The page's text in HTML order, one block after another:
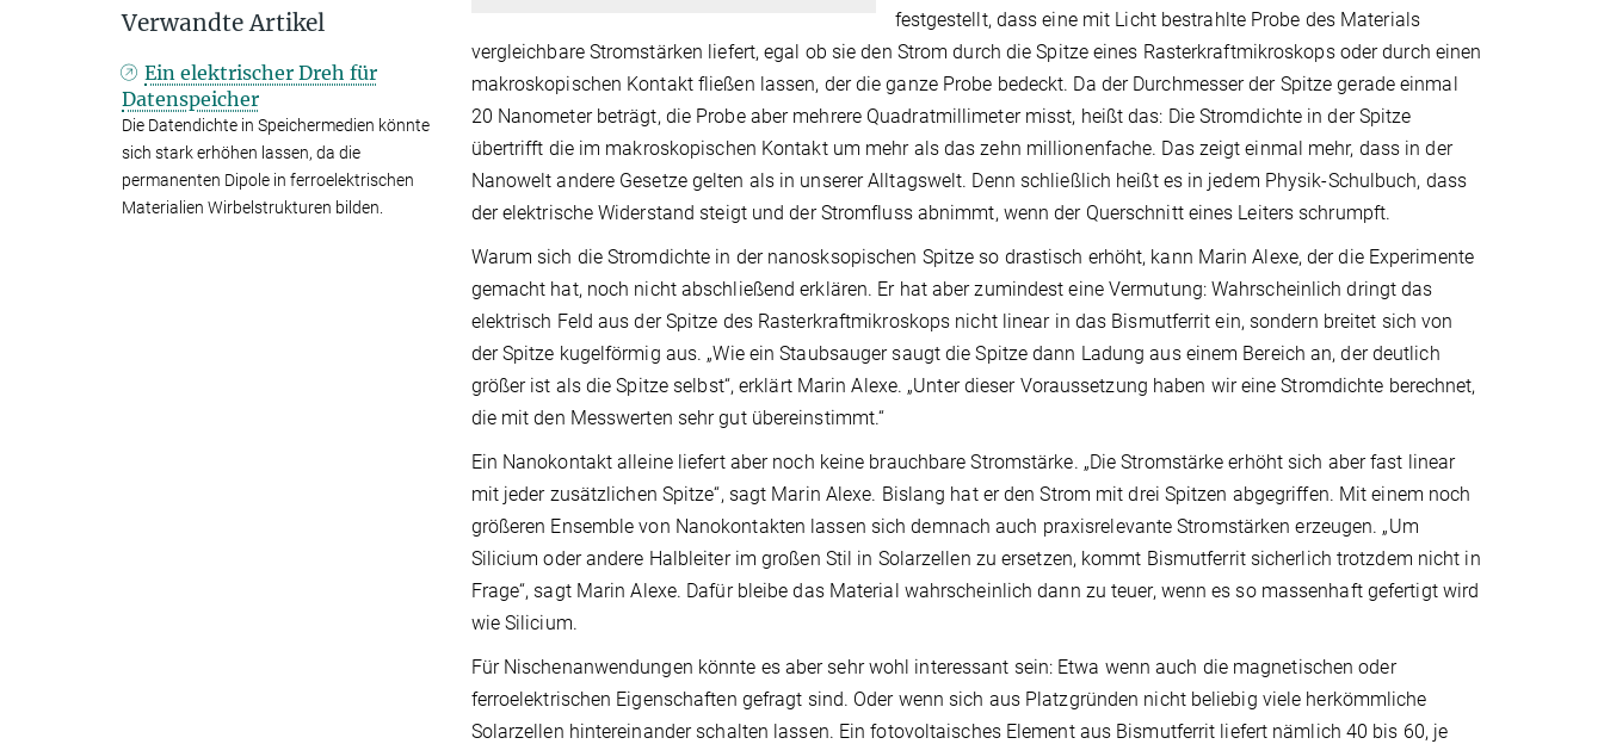
festgestellt, dass eine mit Licht bestrahlte Probe des Materials
vergleichbare Stromstärken liefert, egal ob sie den Strom durch die Spitze eines Rasterkraftmikroskops oder durch einen
makroskopischen Kontakt fließen lassen, der die ganze Probe bedeckt. Da der Durchmesser der Spitze gerade einmal
20 Nanometer beträgt, die Probe aber mehrere Quadratmillimeter misst, heißt das: Die Stromdichte in der Spitze
übertrifft die im makroskopischen Kontakt um mehr als das zehn millionenfache. Das zeigt einmal mehr, dass in der
Nanowelt andere Gesetze gelten als in unserer Alltagswelt. Denn schließlich heißt es in jedem Physik-Schulbuch, dass
der elektrische Widerstand steigt und der Stromfluss abnimmt, wenn der Querschnitt eines Leiters schrumpft.
Warum sich die Stromdichte in der nanosksopischen Spitze so drastisch erhöht, kann Marin Alexe, der die Experimente
gemacht hat, noch nicht abschließend erklären. Er hat aber zumindest eine Vermutung: Wahrscheinlich dringt das
elektrisch Feld aus der Spitze des Rasterkraftmikroskops nicht linear in das Bismutferrit ein, sondern breitet sich von
der Spitze kugelförmig aus. „Wie ein Staubsauger saugt die Spitze dann Ladung aus einem Bereich an, der deutlich
größer ist als die Spitze selbst“, erklärt Marin Alexe. „Unter dieser Voraussetzung haben wir eine Stromdichte berechnet,
die mit den Messwerten sehr gut übereinstimmt.“
Ein Nanokontakt alleine liefert aber noch keine brauchbare Stromstärke. „Die Stromstärke erhöht sich aber fast linear
mit jeder zusätzlichen Spitze“, sagt Marin Alexe. Bislang hat er den Strom mit drei Spitzen abgegriffen. Mit einem noch
größeren Ensemble von Nanokontakten lassen sich demnach auch praxisrelevante Stromstärken erzeugen. „Um
Silicium oder andere Halbleiter im großen Stil in Solarzellen zu ersetzen, kommt Bismutferrit sicherlich trotzdem nicht in
Frage“, sagt Marin Alexe. Dafür bleibe das Material wahrscheinlich dann zu teuer, wenn es so massenhaft gefertigt wird
wie Silicium.
Für Nischenanwendungen könnte es aber sehr wohl interessant sein: Etwa wenn auch die magnetischen oder
ferroelektrischen Eigenschaften gefragt sind. Oder wenn sich aus Platzgründen nicht beliebig viele herkömmliche
Solarzellen hintereinander schalten lassen. Ein fotovoltaisches Element aus Bismutferrit liefert nämlich 40 bis 60, je
Verwandte Artikel
Ein elektrischer Dreh für
Datenspeicher
Die Datendichte in Speichermedien könnte
sich stark erhöhen lassen, da die
permanenten Dipole in ferroelektrischen
Materialien Wirbelstrukturen bilden.